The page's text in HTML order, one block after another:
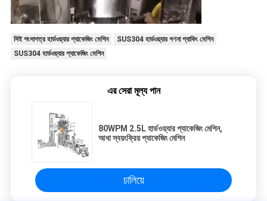
সিই শংসাপত্র হার্ডওয়্যার প্যাকেজিং মেশিন
SUS304 হার্ডওয়্যার গণনা প্যাকিং মেশিন
SUS304 হার্ডওয়্যার প্যাকেজিং মেশিন
এর সেরা মূল্য পান
80WPM 2.5L হার্ডওয়্যার প্যাকেজিং মেশিন,
আধা স্বয়ংক্রিয় প্যাকেজিং মেশিন
চালিয়ে